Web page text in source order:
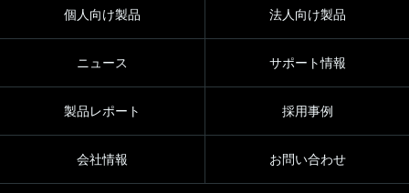
個人向け製品 法人向け製品
ニュース サポート情報
製品レポート 採用事例
会社情報 お問い合わせ